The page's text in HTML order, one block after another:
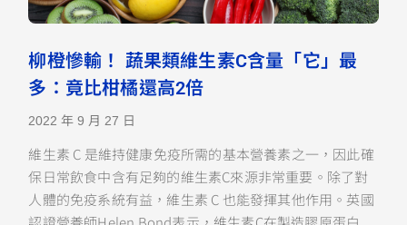
柳橙慘輸！ 蔬果類維生素C含量「它」最
多：竟比柑橘還高2倍
2022 年 9 月 27 日
維生素 C 是維持健康免疫所需的基本營養素之一，因此確
保日常飲食中含有足夠的維生素C來源非常重要。除了對
人體的免疫系統有益，維生素 C 也能發揮其他作用。英國